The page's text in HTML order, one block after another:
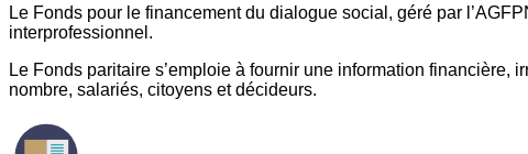
Le Fonds pour le financement du dialogue social, géré par
interprofessionnel.
Le Fonds paritaire s’emploie à fournir une information
nombre, salariés, citoyens et décideurs.